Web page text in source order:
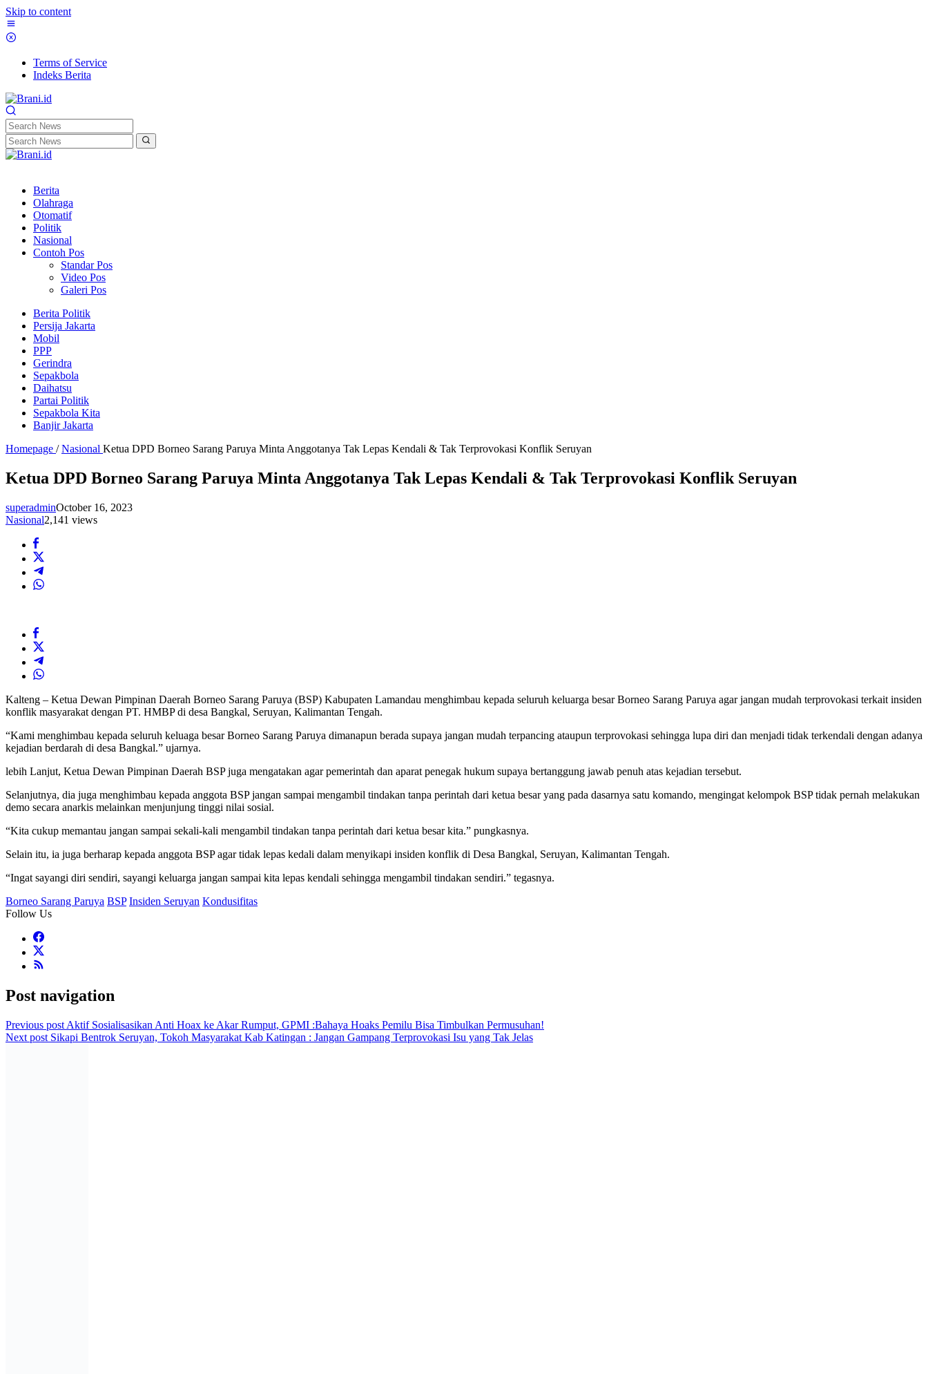
Skip to content
Terms of Service
Indeks Berita
Berita
Olahraga
Otomatif
Politik
Nasional
Contoh Pos
Standar Pos
Video Pos
Galeri Pos
Berita Politik
Persija Jakarta
Mobil
PPP
Gerindra
Sepakbola
Daihatsu
Partai Politik
Sepakbola Kita
Banjir Jakarta
Homepage / Nasional Ketua DPD Borneo Sarang Paruya Minta Anggotanya Tak Lepas Kendali & Tak Terprovokasi Konflik Seruyan
Ketua DPD Borneo Sarang Paruya Minta Anggotanya Tak Lepas Kendali & Tak Terprovokasi Konflik Seruyan
superadminOctober 16, 2023
Nasional2,141 views
Kalteng – Ketua Dewan Pimpinan Daerah Borneo Sarang Paruya (BSP) Kabupaten Lamandau menghimbau kepada seluruh keluarga besar Borneo Sarang Paruya agar jangan mudah terprovokasi terkait insiden
konflik masyarakat dengan PT. HMBP di desa Bangkal, Seruyan, Kalimantan Tengah.
“Kami menghimbau kepada seluruh keluaga besar Borneo Sarang Paruya dimanapun berada supaya jangan mudah terpancing ataupun terprovokasi sehingga lupa diri dan menjadi tidak terkendali dengan adanya
kejadian berdarah di desa Bangkal.” ujarnya.
lebih Lanjut, Ketua Dewan Pimpinan Daerah BSP juga mengatakan agar pemerintah dan aparat penegak hukum supaya bertanggung jawab penuh atas kejadian tersebut.
Selanjutnya, dia juga menghimbau kepada anggota BSP jangan sampai mengambil tindakan tanpa perintah dari ketua besar yang pada dasarnya satu komando, mengingat kelompok BSP tidak pernah melakukan
demo secara anarkis melainkan menjunjung tinggi nilai sosial.
“Kita cukup memantau jangan sampai sekali-kali mengambil tindakan tanpa perintah dari ketua besar kita.” pungkasnya.
Selain itu, ia juga berharap kepada anggota BSP agar tidak lepas kedali dalam menyikapi insiden konflik di Desa Bangkal, Seruyan, Kalimantan Tengah.
“Ingat sayangi diri sendiri, sayangi keluarga jangan sampai kita lepas kendali sehingga mengambil tindakan sendiri.” tegasnya.
Borneo Sarang Paruya BSP Insiden Seruyan Kondusifitas
Follow Us
Post navigation
Previous post Aktif Sosialisasikan Anti Hoax ke Akar Rumput, GPMI :Bahaya Hoaks Pemilu Bisa Timbulkan Permusuhan!
Next post Sikapi Bentrok Seruyan, Tokoh Masyarakat Kab Katingan : Jangan Gampang Terprovokasi Isu yang Tak Jelas